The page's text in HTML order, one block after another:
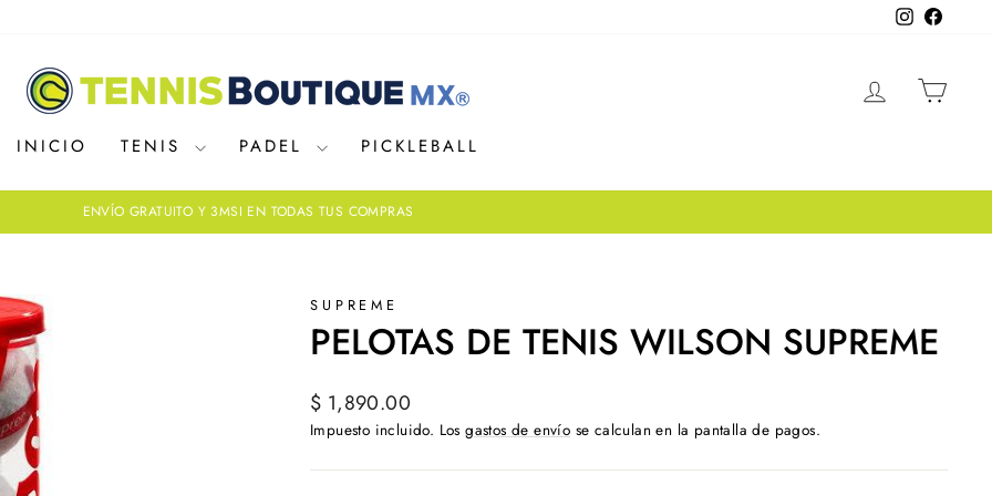
Instagram
INGRESAR
INICIO TENIS PADEL PICKLEBALL
ENVÍO GRATUITO Y 3MSI EN TODAS TUS COMPRAS
SUPREME
PELOTAS DE TENIS WILSON SUPREME
Precio
habitual
$ 1,890.00
Impuesto incluido. Losgastos de envío se calculan en la pantalla de pagos.